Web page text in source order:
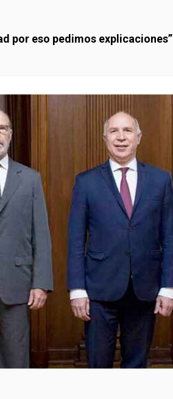
por eso pedimos explicaciones”